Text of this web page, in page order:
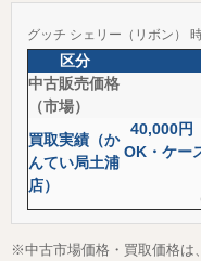
グッチ シェリー（リボン）
区分
中古販売価格
（市場）
買取実績（か
んてい局土浦
店）
40,000円
OK・ケー
※中古市場価格・買取価格は